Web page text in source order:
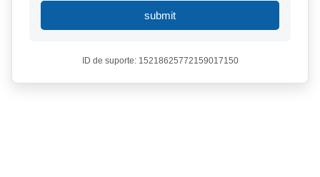
submit
ID de suporte: 15218625772159017150